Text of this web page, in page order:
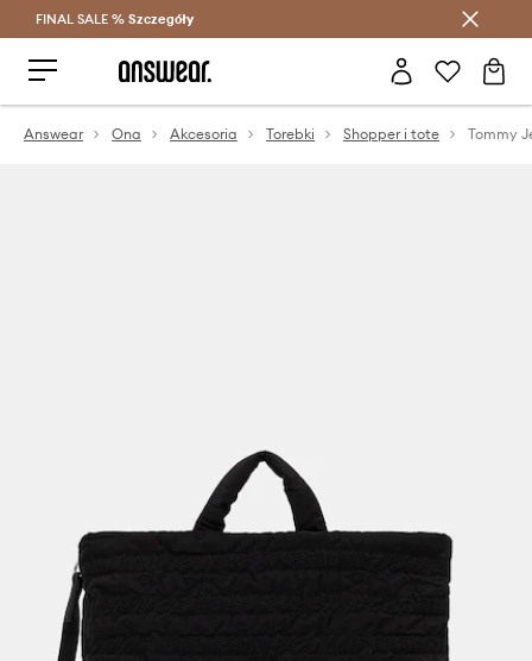
Oszczędzaj z Answear Club >
FINAL SALE % Szczegóły
Answear Ona Akcesoria Torebki Shopper i tote Tommy